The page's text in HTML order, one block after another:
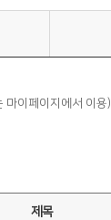
마이페이지에서 이용)
제목